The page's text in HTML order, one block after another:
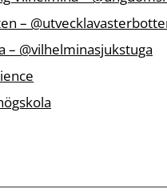
–
– @vilhelminasjukstuga